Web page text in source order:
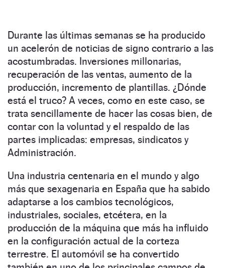
Durante las últimas semanas se ha producido
un acelerón de noticias de signo contrario a las
acostumbradas. Inversiones millonarias,
recuperación de las ventas, aumento de la
producción, incremento de plantillas. ¿Dónde
está el truco? A veces, como en este caso, se
trata sencillamente de hacer las cosas bien, de
contar con la voluntad y el respaldo de las
partes implicadas: empresas, sindicatos y
Administración.
Una industria centenaria en el mundo y algo
más que sexagenaria en España que ha sabido
adaptarse a los cambios tecnológicos,
industriales, sociales, etcétera, en la
producción de la máquina que más ha influido
en la configuración actual de la corteza
terrestre. El automóvil se ha convertido